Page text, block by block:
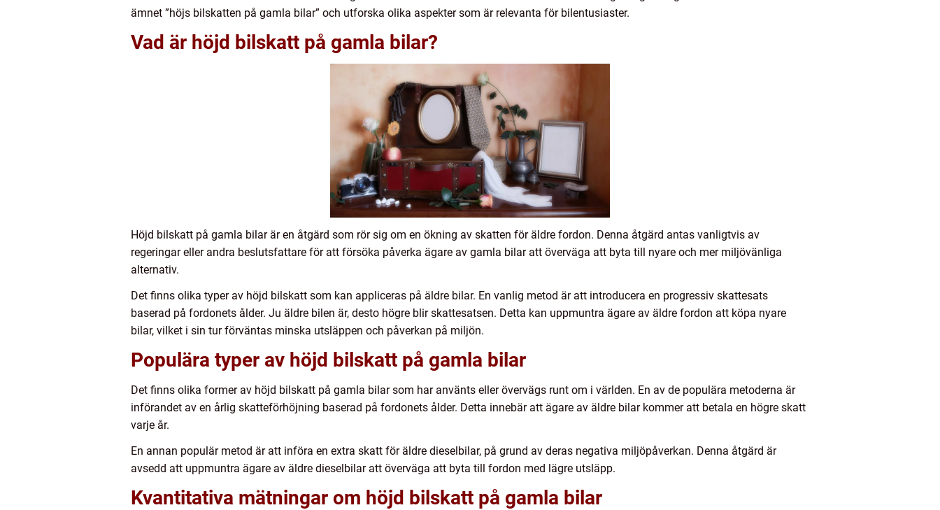
ämnet ”höjs bilskatten på gamla bilar” och utforska olika aspekter som är relevanta för bilentusiaster.
Vad är höjd bilskatt på gamla bilar?
Höjd bilskatt på gamla bilar är en åtgärd som rör sig om en ökning av skatten för äldre fordon. Denna åtgärd antas vanligtvis av
regeringar eller andra beslutsfattare för att försöka påverka ägare av gamla bilar att överväga att byta till nyare och mer miljövänliga
alternativ.
Det finns olika typer av höjd bilskatt som kan appliceras på äldre bilar. En vanlig metod är att introducera en progressiv skattesats
baserad på fordonets ålder. Ju äldre bilen är, desto högre blir skattesatsen. Detta kan uppmuntra ägare av äldre fordon att köpa nyare
bilar, vilket i sin tur förväntas minska utsläppen och påverkan på miljön.
Populära typer av höjd bilskatt på gamla bilar
Det finns olika former av höjd bilskatt på gamla bilar som har använts eller övervägs runt om i världen. En av de populära metoderna är
införandet av en årlig skatteförhöjning baserad på fordonets ålder. Detta innebär att ägare av äldre bilar kommer att betala en högre skatt
varje år.
En annan populär metod är att införa en extra skatt för äldre dieselbilar, på grund av deras negativa miljöpåverkan. Denna åtgärd är
avsedd att uppmuntra ägare av äldre dieselbilar att överväga att byta till fordon med lägre utsläpp.
Kvantitativa mätningar om höjd bilskatt på gamla bilar